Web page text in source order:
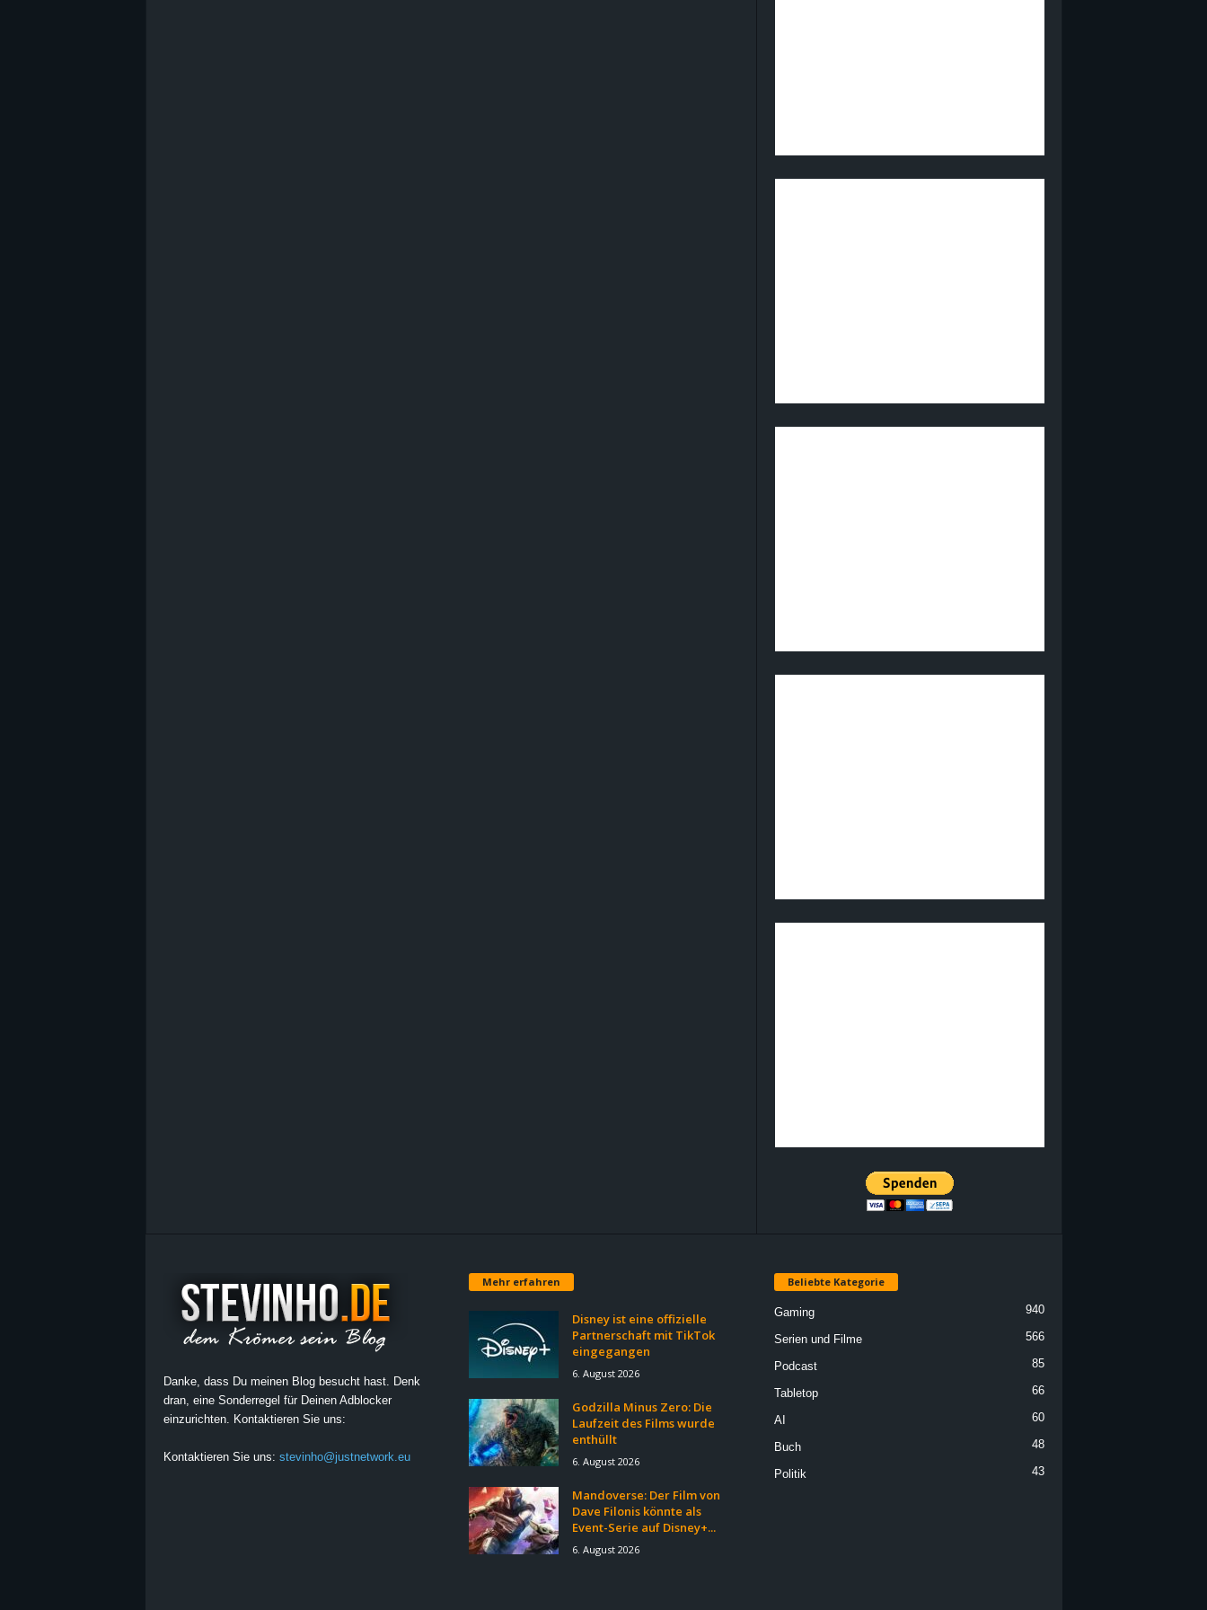
Danke, dass Du meinen Blog besucht hast. Denk
dran, eine Sonderregel für Deinen Adblocker
einzurichten. Kontaktieren Sie uns:
Kontaktieren Sie uns: stevinho@justnetwork.eu
Mehr erfahren
Disney ist eine offizielle
Partnerschaft mit TikTok
eingegangen
6. August 2026
Godzilla Minus Zero: Die
Laufzeit des Films wurde
enthüllt
6. August 2026
Mandoverse: Der Film von
Dave Filonis könnte als
Event-Serie auf Disney+...
6. August 2026
Beliebte Kategorie
Gaming 940
Serien und Filme 566
Podcast 85
Tabletop 66
AI 60
Buch 48
Politik 43